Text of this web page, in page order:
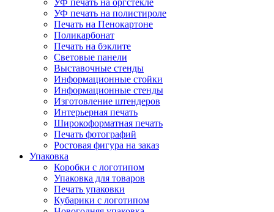
УФ печать на полистироле
Печать на Пенокартоне
Поликарбонат
Печать на бэклите
Световые панели
Выставочные стенды
Информационные стойки
Информационные стенды
Изготовление штендеров
Интерьерная печать
Широкоформатная печать
Печать фотографий
Ростовая фигура на заказ
Упаковка
Коробки с логотипом
Упаковка для товаров
Печать упаковки
Кубарики с логотипом